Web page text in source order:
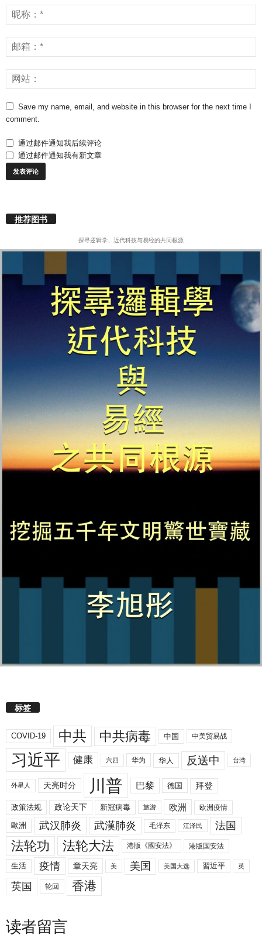
Save my name, email, and website in this browser for the next time I
comment.
通过邮件通知我后续评论
通过邮件通知我有新文章
推荐图书
探寻逻辑学、近代科技与易经的共同根源
标签
COVID-19 中共 中共病毒 中国 中美贸易战
习近平 健康 六四 华为 华人 反送中 台湾
外星人 天亮时分 川普 巴黎 德国 拜登
政策法规 政论天下 新冠病毒 旅游 欧洲 欧洲疫情
歐洲 武汉肺炎 武漢肺炎 毛泽东 江泽民 法国
法轮功 法轮大法 港版《國安法》 港版国安法
生活 疫情 章天亮 美 美国 美国大选 習近平 英
英国 轮回 香港
读者留言